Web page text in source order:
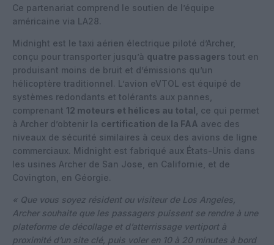
Ce partenariat comprend le soutien de l’équipe
américaine via LA28.
Midnight est le taxi aérien électrique piloté d’Archer,
conçu pour transporter jusqu’à quatre passagers tout en
produisant moins de bruit et d’émissions qu’un
hélicoptère traditionnel. L’avion eVTOL est équipé de
systèmes redondants et tolérants aux pannes,
comprenant 12 moteurs et hélices au total , ce qui permet
à Archer d’obtenir la certification de la FAA avec des
niveaux de sécurité similaires à ceux des avions de ligne
commerciaux. Midnight est fabriqué aux États-Unis dans
les usines Archer de San Jose, en Californie, et de
Covington, en Géorgie.
« Que vous soyez résident ou visiteur de Los Angeles,
Archer souhaite que les passagers puissent se rendre à une
plateforme de décollage et d’atterrissage vertiport à
proximité d’un site clé, puis voler en 10 à 20 minutes à bord